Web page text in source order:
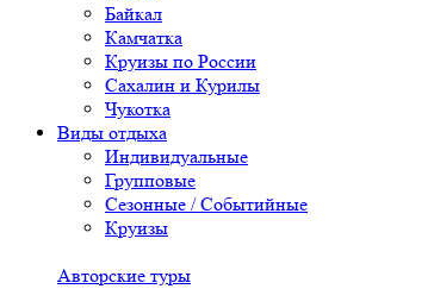
Байкал
Камчатка
Круизы по России
Сахалин и Курилы
Чукотка
Виды отдыха
Индивидуальные
Групповые
Сезонные / Событийные
Круизы
Авторские туры